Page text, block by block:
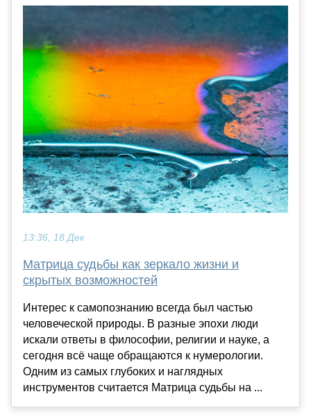
13:36, 18 Дек
Матрица судьбы как зеркало жизни и
скрытых возможностей
Интерес к самопознанию всегда был частью
человеческой природы. В разные эпохи люди
искали ответы в философии, религии и науке, а
сегодня всё чаще обращаются к нумерологии.
Одним из самых глубоких и наглядных
инструментов считается Матрица судьбы на ...